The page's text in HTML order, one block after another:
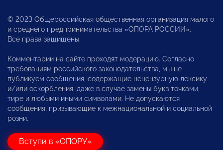
© 2023 Общероссийская общественная организация малого
и среднего предпринимательства «ОПОРА РОССИИ».
Все права защищены.
Комментарии на сайте проходят модерацию. Согласно
требованиям российского законодательства, мы не
публикуем сообщения, содержащие нецензурную лексику
и/или оскорбления, даже в случае замены букв точками,
тире и любыми иными символами. Не допускаются
сообщения, призывающие к межнациональной и социальной
розни.
Вступи в «ОПОРУ»